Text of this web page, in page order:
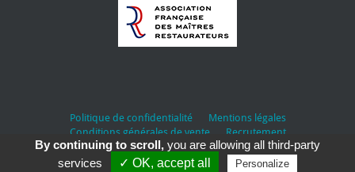
Politique de confidentialité
Mentions légales
Conditions générales de vente
Recrutement
By continuing to scroll,you are allowing all third-party
services
✓ OK, accept all Personalize